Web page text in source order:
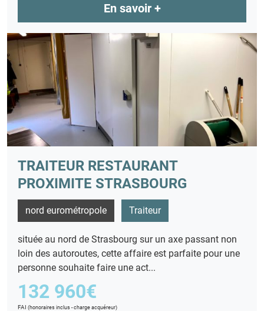
En savoir +
TRAITEUR RESTAURANT
PROXIMITE STRASBOURG
nord eurométropole Traiteur
située au nord de Strasbourg sur un axe passant non
loin des autoroutes, cette affaire est parfaite pour une
personne souhaite faire une act...
132 960€
FAI (honoraires inclus - charge acquéreur)